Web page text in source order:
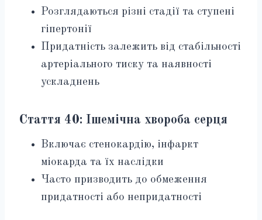
Розглядаються різні стадії та ступені
гіпертонії
Придатність залежить від стабільності
артеріального тиску та наявності
ускладнень
Стаття 40: Ішемічна хвороба серця
Включає стенокардію, інфаркт
міокарда та їх наслідки
Часто призводить до обмеження
придатності або непридатності